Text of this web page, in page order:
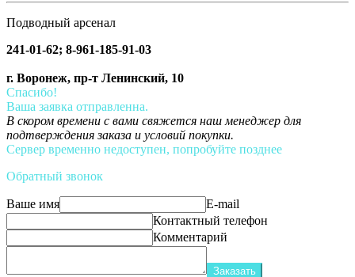
Подводный арсенал
241-01-62; 8-961-185-91-03
г. Воронеж, пр-т Ленинский, 10
Спасибо!
Ваша заявка отправленна.
В скором времени с вами свяжется наш менеджер для
подтверждения заказа и условий покупки.
Сервер временно недоступен, попробуйте позднее
Обратный звонок
Ваше имя
E-mail
Контактный телефон
Комментарий
Заказать